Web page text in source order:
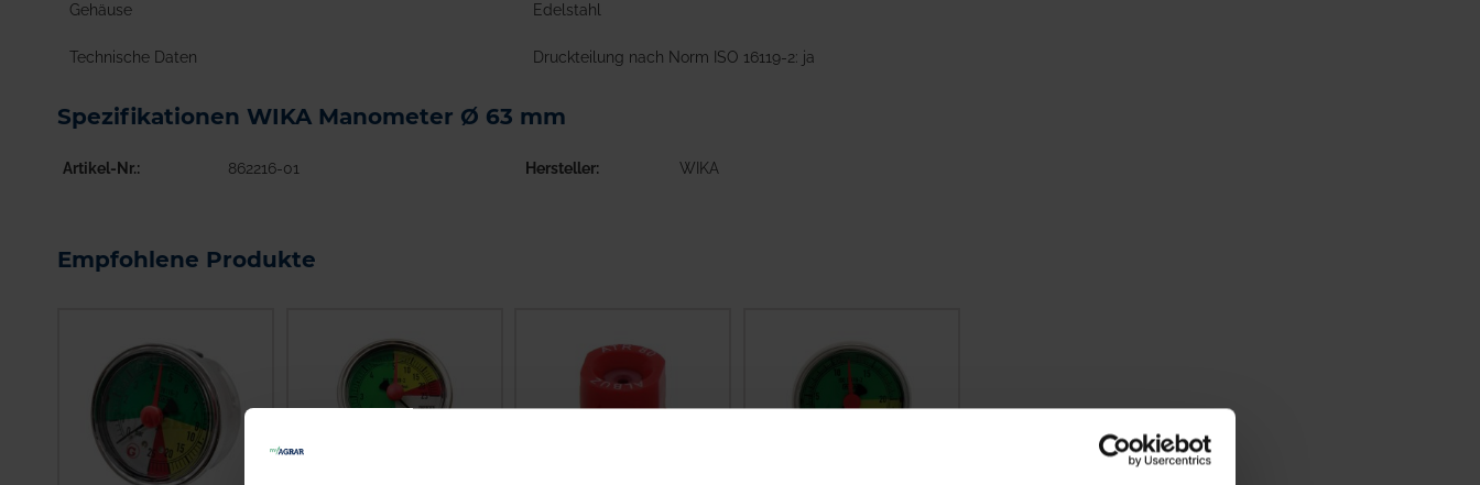
Gehäuse Edelstahl
Technische Daten Druckteilung nach Norm ISO 16119-2: ja
Spezifikationen WIKA Manometer Ø 63 mm
Artikel-Nr. 862216-01 Hersteller WIKA
Empfohlene Produkte